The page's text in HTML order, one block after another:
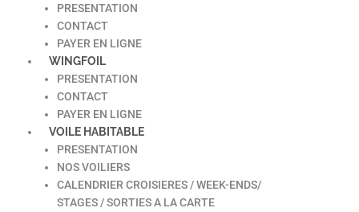
PRESENTATION
CONTACT
PAYER EN LIGNE
WINGFOIL
PRESENTATION
CONTACT
PAYER EN LIGNE
VOILE HABITABLE
PRESENTATION
NOS VOILIERS
CALENDRIER CROISIERES / WEEK-ENDS/
STAGES / SORTIES A LA CARTE